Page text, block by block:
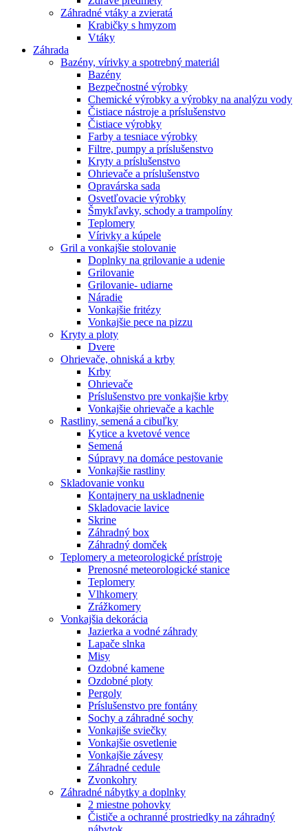
Záhradné vtáky a zvieratá
Krabičky s hmyzom
Vtáky
Záhrada
Bazény, vírivky a spotrebný materiál
Bazény
Bezpečnostné výrobky
Chemické výrobky a výrobky na analýzu vody
Čistiace nástroje a príslušenstvo
Čistiace výrobky
Farby a tesniace výrobky
Filtre, pumpy a príslušenstvo
Kryty a príslušenstvo
Ohrievače a príslušenstvo
Opravárska sada
Osvetľovacie výrobky
Šmykľavky, schody a trampolíny
Teplomery
Vírivky a kúpele
Gril a vonkajšie stolovanie
Doplnky na grilovanie a udenie
Grilovanie
Grilovanie- udiarne
Náradie
Vonkajšie fritézy
Vonkajšie pece na pizzu
Kryty a ploty
Dvere
Ohrievače, ohniská a krby
Krby
Ohrievače
Príslušenstvo pre vonkajšie krby
Vonkajšie ohrievače a kachle
Rastliny, semená a cibuľky
Kytice a kvetové vence
Semená
Súpravy na domáce pestovanie
Vonkajšie rastliny
Skladovanie vonku
Kontajnery na uskladnenie
Skladovacie lavice
Skrine
Záhradný box
Záhradný domček
Teplomery a meteorologické prístroje
Prenosné meteorologické stanice
Teplomery
Vlhkomery
Zrážkomery
Vonkajšia dekorácia
Jazierka a vodné záhrady
Lapače slnka
Misy
Ozdobné kamene
Ozdobné ploty
Pergoly
Príslušenstvo pre fontány
Sochy a záhradné sochy
Vonkajiše sviečky
Vonkajšie osvetlenie
Vonkajšie závesy
Záhradné cedule
Zvonkohry
Záhradné nábytky a doplnky
2 miestne pohovky
Čističe a ochranné prostriedky na záhradný